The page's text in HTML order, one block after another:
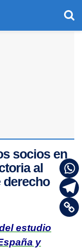
socios en
al
derecho
estudio
y